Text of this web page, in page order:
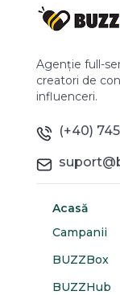
Agenție full-
creatori de
influenceri.
(+40)
Acasă
Campanii
BUZZBox
BUZZHub